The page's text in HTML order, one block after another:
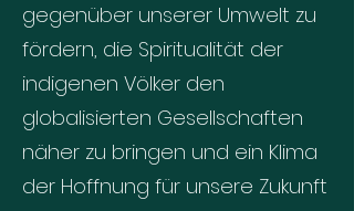
gegenüber unserer Umwelt zu
fördern, die Spiritualität der
indigenen Völker den
globalisierten Gesellschaften
näher zu bringen und ein Klima
der Hoffnung für unsere Zukunft